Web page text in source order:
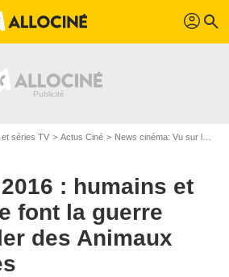
profil search
et séries TV Actus Ciné News cinéma: Vu sur le web
: humains et
font la guerre
des Animaux